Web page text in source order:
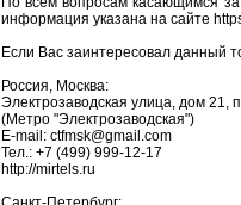
информация указана на сайте
Если Вас заинтересовал данный
Россия, Москва:
Электрозаводская улица, дом 21,
(Метро "Электрозаводская")
E-mail: ctfmsk@gmail.com
Тел.: +7 (499) 999-12-17
http://mirtels.ru